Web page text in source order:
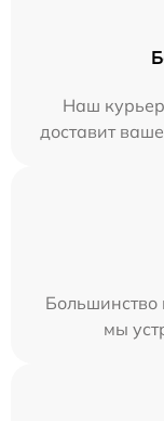
Наш
доставит
Большинство
мы